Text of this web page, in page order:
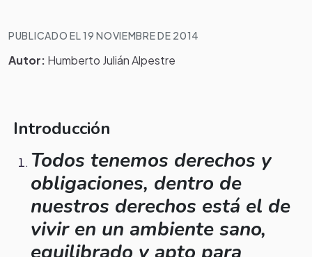
PUBLICADO EL 19 NOVIEMBRE DE 2014
Autor: Humberto Julián Alpestre
Introducción
Todos tenemos derechos y
obligaciones, dentro de
nuestros derechos está el de
vivir en un ambiente sano,